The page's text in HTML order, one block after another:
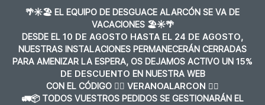
🌴☀️🏖️ EL EQUIPO DE DESGUACE ALARCÓN SE VA DE
VACACIONES 🏖️☀️🌴
DESDE EL 10 DE AGOSTO HASTA EL 24 DE AGOSTO,
NUESTRAS INSTALACIONES PERMANECERÁN CERRADAS
PARA AMENIZAR LA ESPERA, OS DEJAMOS ACTIVO UN 15%
DE DESCUENTO EN NUESTRA WEB
CON EL CÓDIGO 👉🏼 VERANOALARCON 👈🏼
🚛📦 TODOS VUESTROS PEDIDOS SE GESTIONARÁN EL